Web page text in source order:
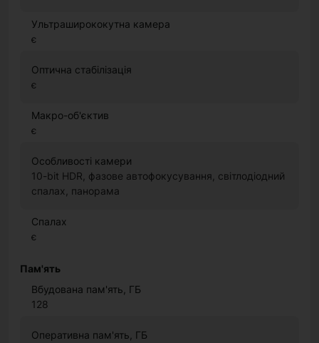
Ультраширококутна камера
є
Оптична стабілізація
є
Макро-об'єктив
є
Особливості камери
10-bit HDR, фазове автофокусування, світлодіодний
спалах, панорама
Спалах
є
Пам'ять
Вбудована пам'ять, ГБ
128
Оперативна пам'ять, ГБ